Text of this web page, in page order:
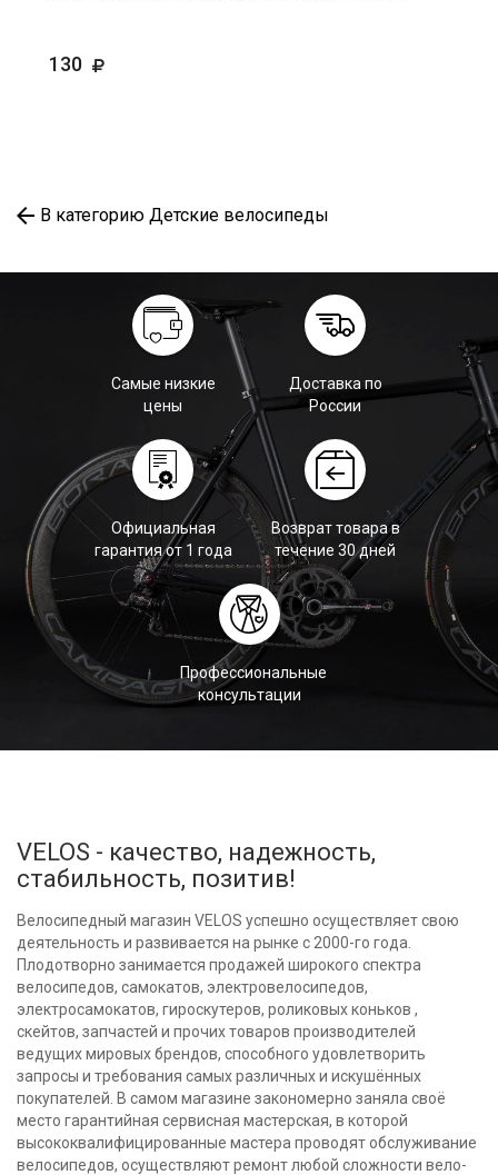
130
В категорию Детские велосипеды
Самые низкие
цены
Доставка по
России
Официальная
гарантия от 1 года
Возврат товара в
течение 30 дней
Профессиональные
консультации
VELOS - качество, надежность,
стабильность, позитив!
Велосипедный магазин VELOS успешно осуществляет свою
деятельность и развивается на рынке с 2000-го года.
Плодотворно занимается продажей широкого спектра
велосипедов, самокатов, электровелосипедов,
электросамокатов, гироскутеров, роликовых коньков ,
скейтов, запчастей и прочих товаров производителей
ведущих мировых брендов, способного удовлетворить
запросы и требования самых различных и искушённых
покупателей. В самом магазине закономерно заняла своё
место гарантийная сервисная мастерская, в которой
высококвалифицированные мастера проводят обслуживание
велосипедов, осуществляют ремонт любой сложности вело-